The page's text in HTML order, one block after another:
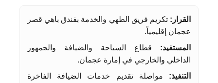
القرار: تكريم فريق الطهي والخدمة بفندق باهي قصر
عجمان إقليمياً.
المستفيد: قطاع السياحة والضيافة والجمهور
الداخلي والخارجي في إمارة عجمان.
التنفيذ: مواصلة تقديم خدمات الضيافة الفاخرة